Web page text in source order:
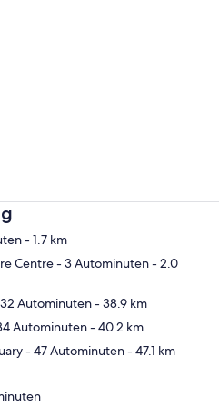
- 1.7 km
Centre- 3 Autominuten- 2.0
Autominuten- 38.9 km
Autominuten- 40.2 km
- 47 Autominuten- 47.1 km
Gehminuten